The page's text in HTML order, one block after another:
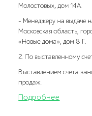
Молостовых, дом 14А.
- Менеджеру на выдаче
Московская область,
«Новые дома», дом 8 Г.
2. По выставленному
Выставлением счета
продаж.
Подробнее